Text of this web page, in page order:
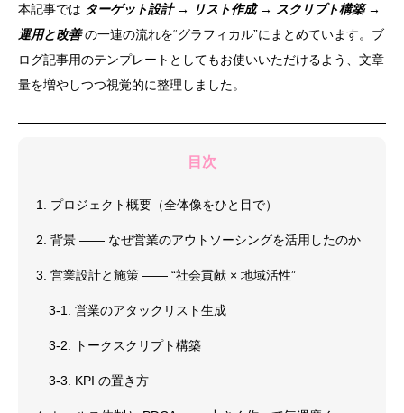
本記事では ターゲット設計 → リスト作成 → スクリプト構築 →
運用と改善 の一連の流れを“グラフィカル”にまとめています。ブ
ログ記事用のテンプレートとしてもお使いいただけるよう、文章
量を増やしつつ視覚的に整理しました。
目次
1. プロジェクト概要（全体像をひと目で）
2. 背景 ―― なぜ営業のアウトソーシングを活用したのか
3. 営業設計と施策 ―― “社会貢献 × 地域活性”
3-1. 営業のアタックリスト生成
3-2. トークスクリプト構築
3-3. KPI の置き方